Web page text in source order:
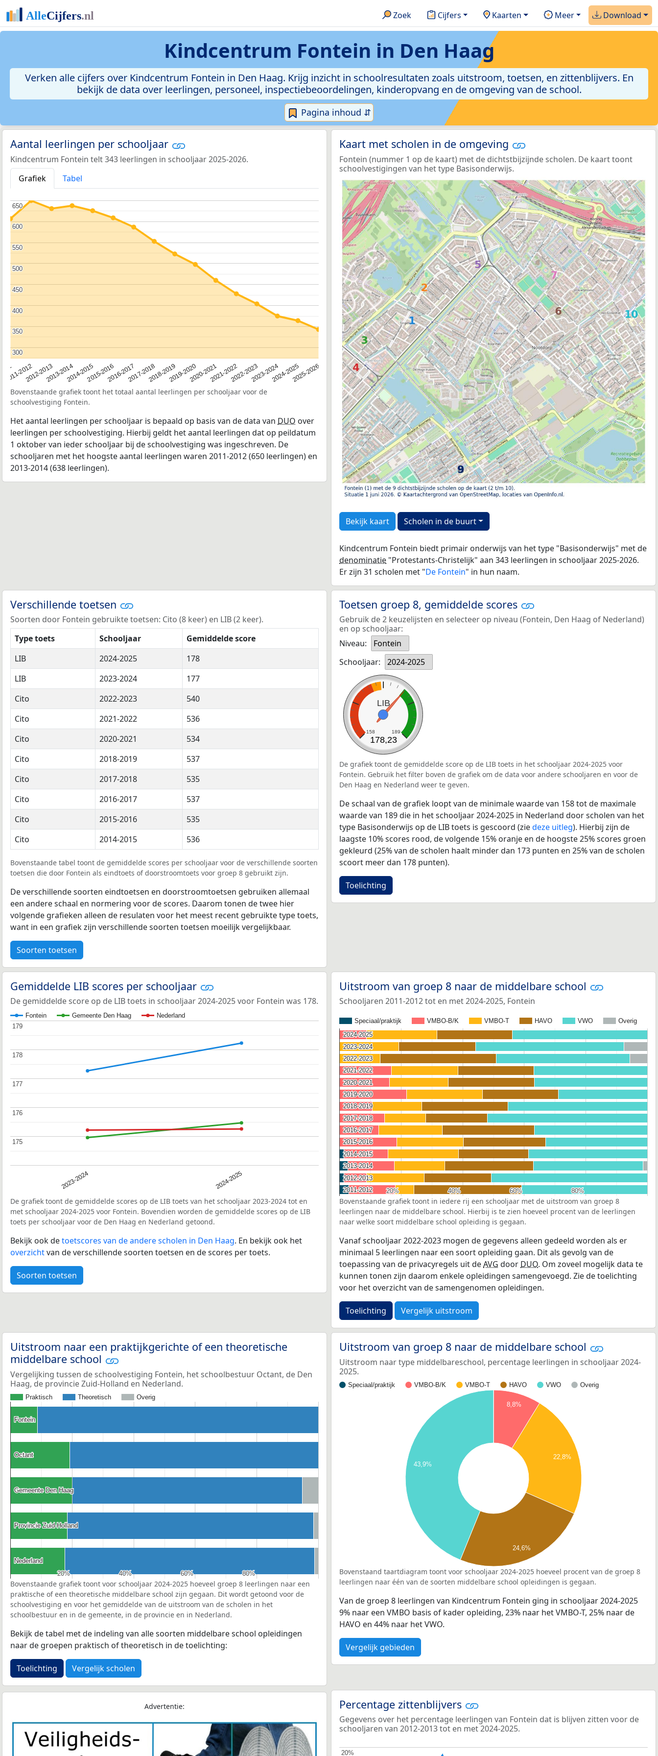
Zoek Cijfers Kaarten Meer Download
Kindcentrum Fontein in Den Haag
Verken alle cijfers over Kindcentrum Fontein in Den Haag. Krijg inzicht in schoolresultaten zoals uitstroom, toetsen, en zittenblijvers. En
bekijk de data over leerlingen, personeel, inspectiebeoordelingen, kinderopvang en de omgeving van de school.
Pagina inhoud ⇵
Aantal leerlingen per schooljaar
Kindcentrum Fontein telt 343 leerlingen in schooljaar 2025-2026.
Grafiek
Tabel
2011-20122012-20132013-20142014-20152015-20162016-20172017-20182018-20192019-20202020-20212021-20222022-20232023-20242024-20252025-2026
300
300
350
350
400
400
450
450
500
500
550
550
600
600
650
650
Bovenstaande grafiek toont het totaal aantal leerlingen per schooljaar voor de
schoolvestiging Fontein.
Het aantal leerlingen per schooljaar is bepaald op basis van de data van DUO over
leerlingen per schoolvestiging. Hierbij geldt het aantal leerlingen dat op peildatum
1 oktober van ieder schooljaar bij de schoolvestiging was ingeschreven. De
schooljaren met het hoogste aantal leerlingen waren 2011-2012 (650 leerlingen) en
2013-2014 (638 leerlingen).
Kaart met scholen in de omgeving
Fontein (nummer 1 op de kaart) met de dichtstbijzijnde scholen. De kaart toont
schoolvestigingen van het type Basisonderwijs.
Bekijk kaart Scholen in de buurt
Kindcentrum Fontein biedt primair onderwijs van het type "Basisonderwijs" met de
denominatie "Protestants-Christelijk" aan 343 leerlingen in schooljaar 2025-2026.
Er zijn 31 scholen met "De Fontein" in hun naam.
Verschillende toetsen
Soorten door Fontein gebruikte toetsen: Cito (8 keer) en LIB (2 keer).
Type toets
Schooljaar
Gemiddelde score
LIB
2024-2025
178
LIB
2023-2024
177
Cito
2022-2023
540
Cito
2021-2022
536
Cito
2020-2021
534
Cito
2018-2019
537
Cito
2017-2018
535
Cito
2016-2017
537
Cito
2015-2016
535
Cito
2014-2015 536
Bovenstaande tabel toont de gemiddelde scores per schooljaar voor de verschillende soorten
toetsen die door Fontein als eindtoets of doorstroomtoets voor groep 8 gebruikt zijn.
De verschillende soorten eindtoetsen en doorstroomtoetsen gebruiken allemaal
een andere schaal en normering voor de scores. Daarom tonen de twee hier
volgende grafieken alleen de resulaten voor het meest recent gebruikte type toets,
want in een grafiek zijn verschillende soorten toetsen moeilijk vergelijkbaar.
Soorten toetsen
Toetsen groep 8, gemiddelde scores
Gebruik de 2 keuzelijsten en selecteer op niveau (Fontein, Den Haag of Nederland)
en op schooljaar:
Niveau:
Fontein
Schooljaar:
2024-2025
LIB
158 189
178,23
De grafiek toont de gemiddelde score op de LIB toets in het schooljaar 2024-2025 voor
Fontein. Gebruik het filter boven de grafiek om de data voor andere schooljaren en voor de
Den Haag en Nederland weer te geven.
De schaal van de grafiek loopt van de minimale waarde van 158 tot de maximale
waarde van 189 die in het schooljaar 2024-2025 in Nederland door scholen van het
type Basisonderwijs op de LIB toets is gescoord (ziedeze uitleg). Hierbij zijn de
laagste 10% scores rood, de volgende 15% oranje en de hoogste 25% scores groen
gekleurd (25% van de scholen haalt minder dan 173 punten en 25% van de scholen
scoort meer dan 178 punten).
Toelichting
Gemiddelde LIB scores per schooljaar
De gemiddelde score op de LIB toets in schooljaar 2024-2025 voor Fontein was 178.
Fontein Gemeente Den Haag Nederland
2023-2024 2024-2025
175
175
176
176
177
177
178
178
179
179
De grafiek toont de gemiddelde scores op de LIB toets van het schooljaar 2023-2024 tot en
met schooljaar 2024-2025 voor Fontein. Bovendien worden de gemiddelde scores op de LIB
toets per schooljaar voor de Den Haag en Nederland getoond.
Bekijk ook detoetscores van de andere scholen in Den Haag. En bekijk ook het
overzichtvan de verschillende soorten toetsen en de scores per toets.
Soorten toetsen
Uitstroom van groep 8 naar de middelbare school
Schooljaren 2011-2012 tot en met 2024-2025, Fontein
Speciaal/praktijk VMBO-B/K VMBO-T HAVO VWO Overig
20%
20% 40%
40% 60%
60% 80%
80%
2024-2025
2024-2025
2023-2024
2023-2024
2022-2023
2022-2023
2021-2022
2021-2022
2020-2021
2020-2021
2019-2020
2019-2020
2018-2019
2018-2019
2017-2018
2017-2018
2016-2017
2016-2017
2015-2016
2015-2016
2014-2015
2014-2015
2013-2014
2013-2014
2012-2013
2012-2013
2011-2012
2011-2012
Bovenstaande grafiek toont in iedere rij een schooljaar met de uitstroom van groep 8
leerlingen naar de middelbare school. Hierbij is te zien hoeveel procent van de leerlingen
naar welke soort middelbare school opleiding is gegaan.
Vanaf schooljaar 2022-2023 mogen de gegevens alleen gedeeld worden als er
minimaal 5 leerlingen naar een soort opleiding gaan. Dit als gevolg van de
toepassing van de privacyregels uit deAVG door DUO. Om zoveel mogelijk data te
kunnen tonen zijn daarom enkele opleidingen samengevoegd. Zie de toelichting
voor het overzicht van de samengenomen opleidingen.
Toelichting Vergelijk uitstroom
Uitstroom naar een praktijkgerichte of een theoretische
middelbare school
Vergelijking tussen de schoolvestiging Fontein, het schoolbestuur Octant, de Den
Haag, de provincie Zuid-Holland en Nederland.
Praktisch Theoretisch Overig
20%
20% 40%
40% 60%
60% 80%
80%
Fontein
Fontein
Octant
Octant
Gemeente Den Haag
Gemeente Den Haag
Provincie Zuid-Holland
Provincie Zuid-Holland
Nederland
Nederland
Bovenstaande grafiek toont voor schooljaar 2024-2025 hoeveel groep 8 leerlingen naar een
praktische of een theoretische middelbare school zijn gegaan. Dit wordt getoond voor de
schoolvestiging en voor het gemiddelde van de uitstroom van de scholen in het
schoolbestuur en in de gemeente, in de provincie en in Nederland.
Bekijk de tabel met de indeling van alle soorten middelbare school opleidingen
naar de groepen praktisch of theoretisch in de toelichting:
Toelichting Vergelijk scholen
Uitstroom van groep 8 naar de middelbare school
Uitstroom naar type middelbareschool, percentage leerlingen in schooljaar 2024-
2025.
Speciaal/praktijk VMBO-B/K VMBO-T HAVO VWO Overig
8,8%
22,8%
43,9%
24,6%
Bovenstaand taartdiagram toont voor schooljaar 2024-2025 hoeveel procent van de groep 8
leerlingen naar één van de soorten middelbare school opleidingen is gegaan.
Van de groep 8 leerlingen van Kindcentrum Fontein ging in schooljaar 2024-2025
9% naar een VMBO basis of kader opleiding, 23% naar het VMBO-T, 25% naar de
HAVO en 44% naar het VWO.
Vergelijk gebieden
Advertentie: Percentage zittenblijvers
Gegevens over het percentage leerlingen van Fontein dat is blijven zitten voor de
schooljaren van 2012-2013 tot en met 2024-2025.
20%
20%